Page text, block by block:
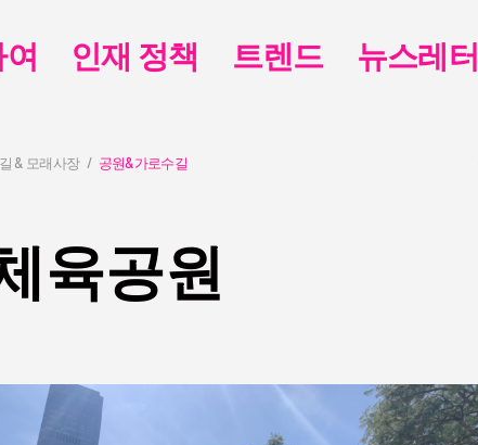
& 모래사장 공원&가로수길
육공원
인재 정책 트렌드 뉴스레터